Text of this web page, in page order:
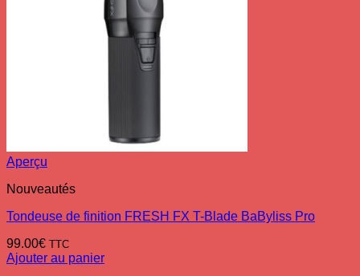
Aperçu
Nouveautés
Tondeuse de finition FRESH FX T-Blade BaByliss Pro
99.00€ TTC
Ajouter au panier